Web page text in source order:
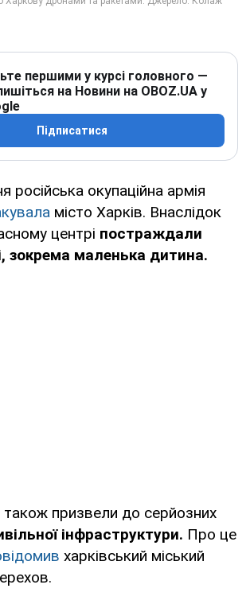
першими у курсі головного —
на Новини на OBOZ.UA у
Підписатися
російська окупаційна армія
місто Харків. Внаслідок
центрі постраждали
зокрема маленька дитина.
також призвели до серйозних
інфраструктури. Про це
харківський міський